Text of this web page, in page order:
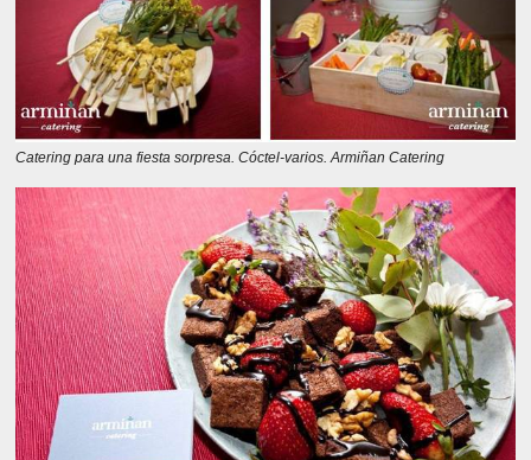
Catering para una fiesta sorpresa. Cóctel-varios. Armiñan Catering